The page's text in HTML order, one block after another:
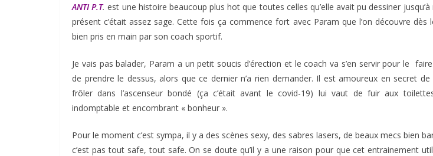
ANTI P.T. est une histoire beaucoup plus hot que toutes celles qu’elle avait pu dessiner jusqu’à
présent c’était assez sage. Cette fois ça commence fort avec Param que l’on découvre dès
bien pris en main par son coach sportif.
Je vais pas balader, Param a un petit soucis d’érection et le coach va s’en servir pour le
de prendre le dessus, alors que ce dernier n’a rien demander. Il est amoureux en secret
frôler dans l’ascenseur bondé (ça c’était avant le covid-19) lui vaut de fuir aux
indomptable et encombrant « bonheur ».
Pour le moment c’est sympa, il y a des scènes sexy, des sabres lasers, de beaux mecs bien
c’est pas tout safe, tout safe. On se doute qu’il y a une raison pour que cet entrainement